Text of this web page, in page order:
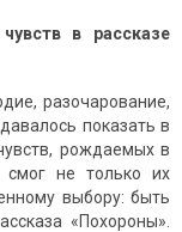
в рассказе
разочарование,
показать в
рождаемых в
смог не только их
выбору: быть
«Похороны».